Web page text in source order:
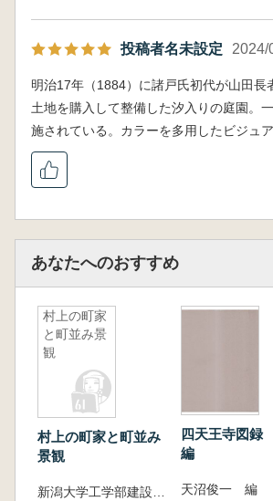
投稿者名未設定 2024/
明治17年（1884）に諸戸氏初代が山田長
土地を購入して整備した汐入りの庭園。
施されている。カラーを多用したビジュア
あなたへのおすすめ
村上の町家
と町並み景
観
村上の町家と町並み
景観
新潟大学工学部建設学科都市計画研究室, 新潟大学工学部建設学科意匠・計画研究室編
四天王寺図
編
天沼俊一 編